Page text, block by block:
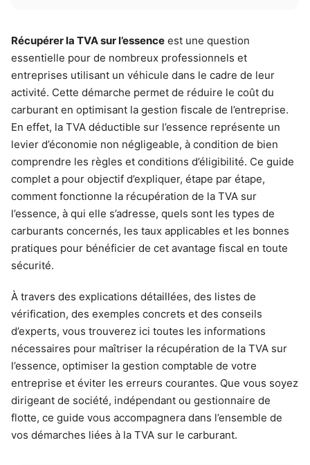
Récupérer la TVA sur l’essence est une question
essentielle pour de nombreux professionnels et
entreprises utilisant un véhicule dans le cadre de leur
activité. Cette démarche permet de réduire le coût du
carburant en optimisant la gestion fiscale de l’entreprise.
En effet, la TVA déductible sur l’essence représente un
levier d’économie non négligeable, à condition de bien
comprendre les règles et conditions d’éligibilité. Ce guide
complet a pour objectif d’expliquer, étape par étape,
comment fonctionne la récupération de la TVA sur
l’essence, à qui elle s’adresse, quels sont les types de
carburants concernés, les taux applicables et les bonnes
pratiques pour bénéficier de cet avantage fiscal en toute
sécurité.
À travers des explications détaillées, des listes de
vérification, des exemples concrets et des conseils
d’experts, vous trouverez ici toutes les informations
nécessaires pour maîtriser la récupération de la TVA sur
l’essence, optimiser la gestion comptable de votre
entreprise et éviter les erreurs courantes. Que vous soyez
dirigeant de société, indépendant ou gestionnaire de
flotte, ce guide vous accompagnera dans l’ensemble de
vos démarches liées à la TVA sur le carburant.